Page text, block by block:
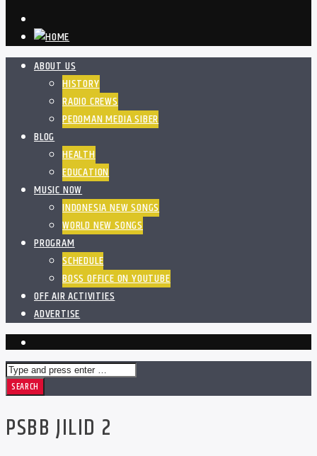
ABOUT US
HISTORY
RADIO CREWS
PEDOMAN MEDIA SIBER
BLOG
HEALTH
EDUCATION
MUSIC NOW
INDONESIA NEW SONGS
WORLD NEW SONGS
PROGRAM
SCHEDULE
BOSS OFFICE ON YOUTUBE
OFF AIR ACTIVITIES
ADVERTISE
PSBB JILID 2